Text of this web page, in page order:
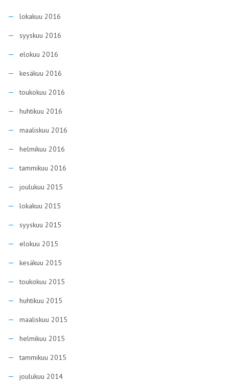
lokakuu 2016
syyskuu 2016
elokuu 2016
kesäkuu 2016
toukokuu 2016
huhtikuu 2016
maaliskuu 2016
helmikuu 2016
tammikuu 2016
joulukuu 2015
lokakuu 2015
syyskuu 2015
elokuu 2015
kesäkuu 2015
toukokuu 2015
huhtikuu 2015
maaliskuu 2015
helmikuu 2015
tammikuu 2015
joulukuu 2014